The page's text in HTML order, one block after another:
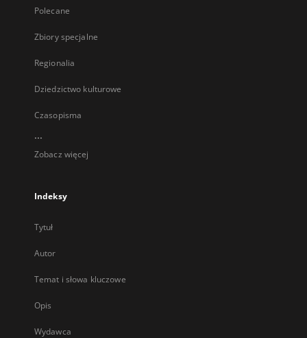
Polecane
Zbiory specjalne
Regionalia
Dziedzictwo kulturowe
Czasopisma
...
Zobacz więcej
Indeksy
Tytuł
Autor
Temat i słowa kluczowe
Opis
Wydawca